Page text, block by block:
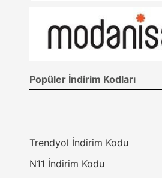
Popüler İndirim Kodları
Trendyol İndirim Kodu
N11 İndirim Kodu